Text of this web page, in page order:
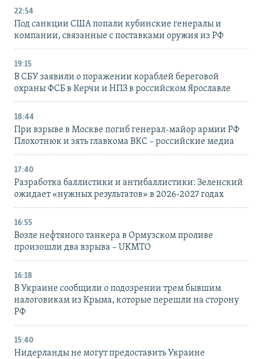
22:54
Под санкции США попали кубинские генералы и
компании, связанные с поставками оружия из РФ
19:15
В СБУ заявили о поражении кораблей береговой
охраны ФСБ в Керчи и НПЗ в российском Ярославле
18:44
При взрыве в Москве погиб генерал-майор армии РФ
Плохотнюк и зять главкома ВКС – российские медиа
17:40
Разработка баллистики и антибаллистики: Зеленский
ожидает «нужных результатов» в 2026-2027 годах
16:55
Возле нефтяного танкера в Ормузском проливе
произошли два взрыва – UKMTO
16:18
В Украине сообщили о подозрении трем бывшим
налоговикам из Крыма, которые перешли на сторону
РФ
15:40
Нидерланды не могут предоставить Украине